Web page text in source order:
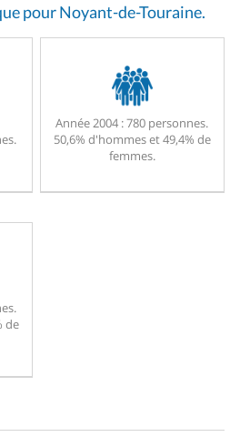
pour Noyant-de-Touraine.
Année 2004 :780 personnes.
50,6% d'hommes et 49,4% de
femmes.
de